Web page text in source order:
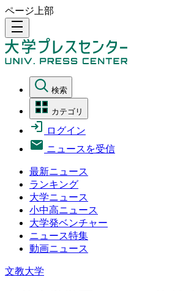
ページ上部
density_medium
検索
カテゴリ
ログイン
ニュースを受信
最新ニュース
ランキング
大学ニュース
小中高ニュース
大学発ベンチャー
ニュース特集
動画ニュース
文教大学